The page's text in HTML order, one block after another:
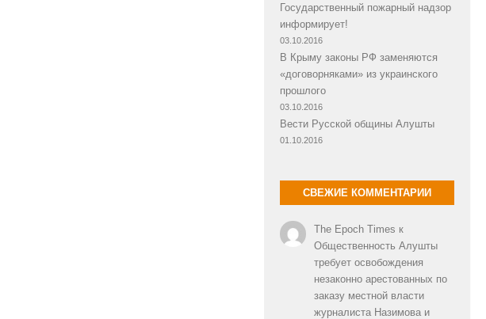
Государственный пожарный надзор
информирует!
03.10.2016
В Крыму законы РФ заменяются
«договорняками» из украинского
прошлого
03.10.2016
Вести Русской общины Алушты
01.10.2016
СВЕЖИЕ КОММЕНТАРИИ
The Epoch Times к
Общественность Алушты
требует освобождения
незаконно арестованных по
заказу местной власти
журналиста Назимова и